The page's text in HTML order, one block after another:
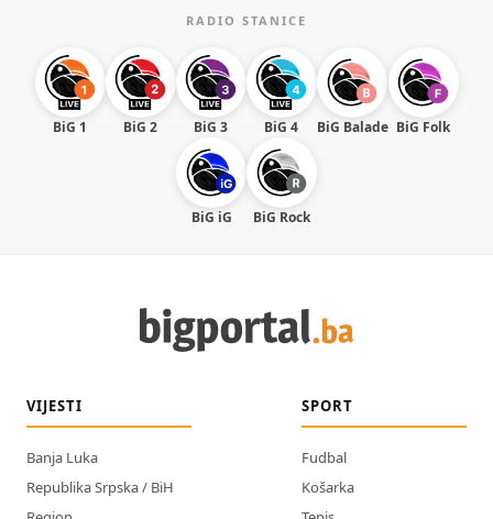
RADIO STANICE
BiG 1 BiG 2 BiG 3 BiG 4 BiG Balade BiG Folk
BiG iG BiG Rock
VIJESTI
Banja Luka
Republika Srpska / BiH
SPORT
Fudbal
Košarka